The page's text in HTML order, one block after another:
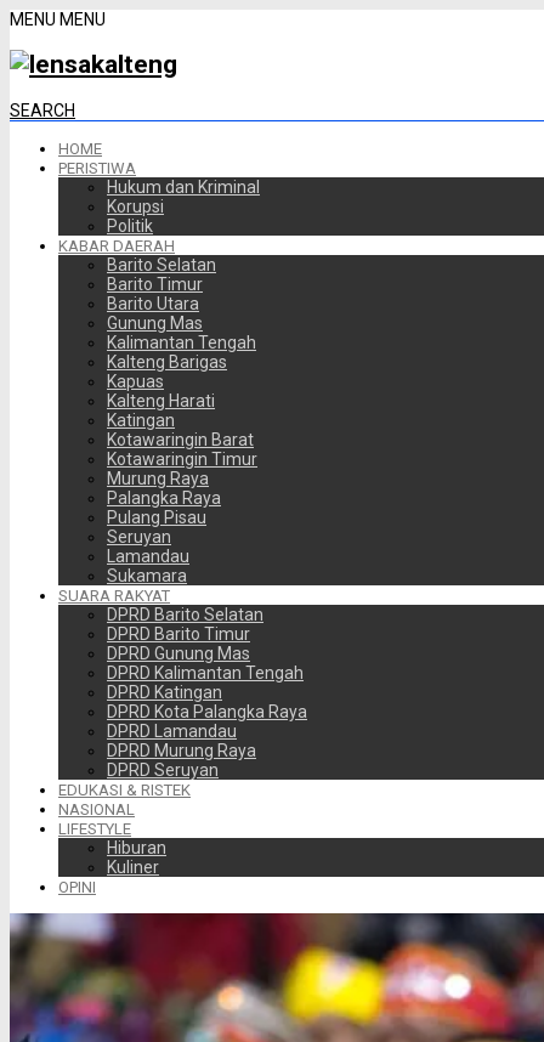
MENU MENU
SEARCH
HOME
PERISTIWA
Hukum dan Kriminal
Korupsi
Politik
KABAR DAERAH
Barito Selatan
Barito Timur
Barito Utara
Gunung Mas
Kalimantan Tengah
Kalteng Barigas
Kapuas
Kalteng Harati
Katingan
Kotawaringin Barat
Kotawaringin Timur
Murung Raya
Palangka Raya
Pulang Pisau
Seruyan
Lamandau
Sukamara
SUARA RAKYAT
DPRD Barito Selatan
DPRD Barito Timur
DPRD Gunung Mas
DPRD Kalimantan Tengah
DPRD Katingan
DPRD Kota Palangka Raya
DPRD Lamandau
DPRD Murung Raya
DPRD Seruyan
EDUKASI & RISTEK
NASIONAL
LIFESTYLE
Hiburan
Kuliner
OPINI